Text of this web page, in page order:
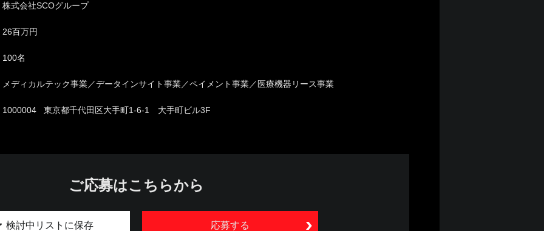
株式会社SCOグループ
26百万円
100名
メディカルテック事業／データインサイト事業／ペイメント事業／医療機器リース事業
1000004 東京都千代田区大手町1-6-1 大手町ビル3F
ご応募はこちらから
応募する
検討中リストに保存